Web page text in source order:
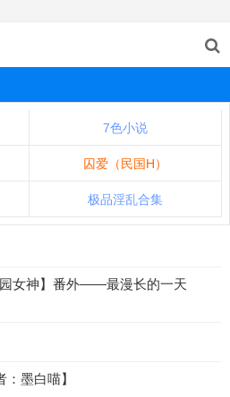
7色小说
囚爱（民国H）
极品淫乱合集
园女神】番外——最漫长的一天
：墨白喵】